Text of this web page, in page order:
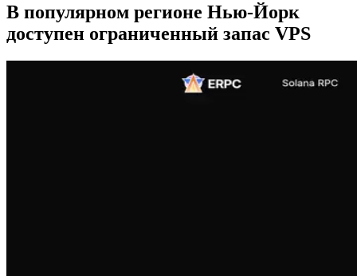
В популярном регионе Нью-Йорк
доступен ограниченный запас VPS